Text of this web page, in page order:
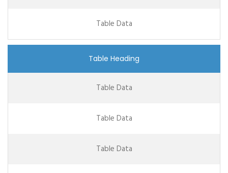
Table Data
Table Heading
Table Data
Table Data
Table Data